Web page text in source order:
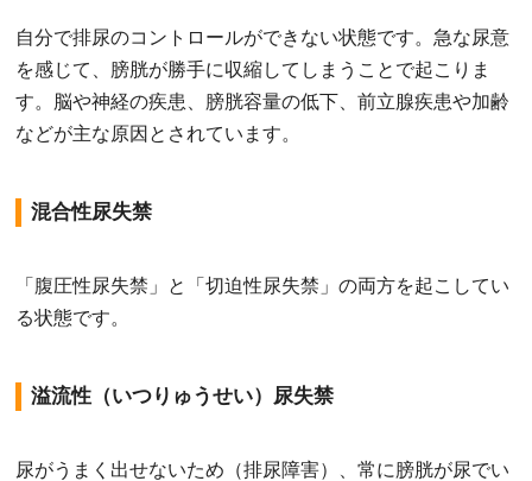
自分で排尿のコントロールができない状態です。急な尿意
を感じて、膀胱が勝手に収縮してしまうことで起こりま
す。脳や神経の疾患、膀胱容量の低下、前立腺疾患や加齢
などが主な原因とされています。
混合性尿失禁
「腹圧性尿失禁」と「切迫性尿失禁」の両方を起こしてい
る状態です。
溢流性（いつりゅうせい）尿失禁
尿がうまく出せないため（排尿障害）、常に膀胱が尿でい